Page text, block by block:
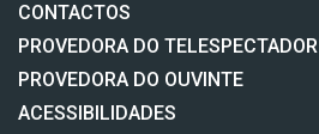
CONTACTOS
PROVEDORA DO TELESPECTADOR
PROVEDORA DO OUVINTE
ACESSIBILIDADES